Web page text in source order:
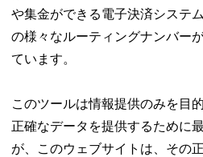
や集金ができる電子決済システ
の様々なルーティングナンバー
ています。
このツールは情報提供のみを目
正確なデータを提供するために
が、このウェブサイトは、その